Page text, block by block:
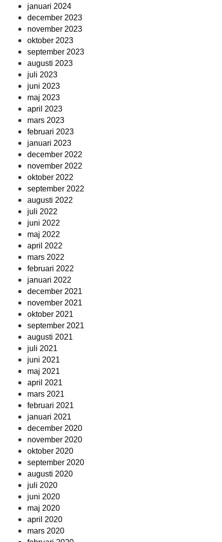
januari 2024
december 2023
november 2023
oktober 2023
september 2023
augusti 2023
juli 2023
juni 2023
maj 2023
april 2023
mars 2023
februari 2023
januari 2023
december 2022
november 2022
oktober 2022
september 2022
augusti 2022
juli 2022
juni 2022
maj 2022
april 2022
mars 2022
februari 2022
januari 2022
december 2021
november 2021
oktober 2021
september 2021
augusti 2021
juli 2021
juni 2021
maj 2021
april 2021
mars 2021
februari 2021
januari 2021
december 2020
november 2020
oktober 2020
september 2020
augusti 2020
juli 2020
juni 2020
maj 2020
april 2020
mars 2020